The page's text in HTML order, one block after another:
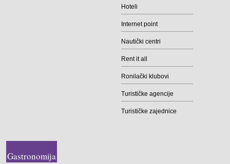
Hoteli
Internet point
Nautički centri
Rent it all
Ronilački klubovi
Turističke agencije
Turističke zajednice
Gastronomija